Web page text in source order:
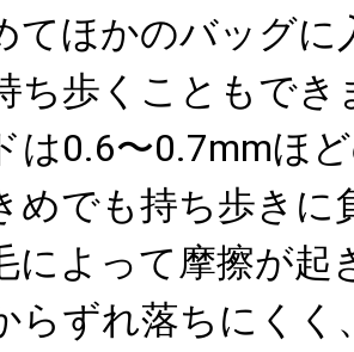
てほかのバッグに
ち歩くこともでき
は0.6〜0.7mmほ
めでも持ち歩きに
によって摩擦が起
らずれ落ちにく